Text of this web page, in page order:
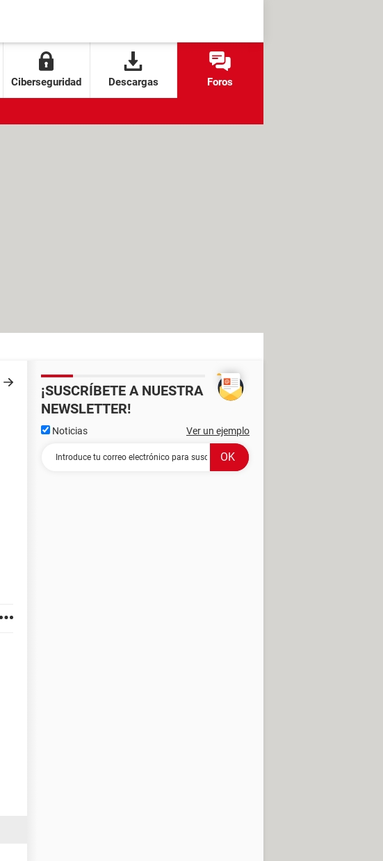
Ciberseguridad Descargas Foros
¡SUSCRÍBETE A NUESTRA
NEWSLETTER!
Noticias Ver un ejemplo